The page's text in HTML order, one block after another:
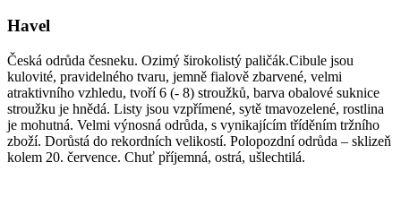
Havel
Česká odrůda česneku. Ozimý širokolistý paličák.Cibule jsou
kulovité, pravidelného tvaru, jemně fialově zbarvené, velmi
atraktivního vzhledu, tvoří 6 (- 8) stroužků, barva obalové suknice
stroužku je hnědá. Listy jsou vzpřímené, sytě tmavozelené, rostlina
je mohutná. Velmi výnosná odrůda, s vynikajícím tříděním tržního
zboží. Dorůstá do rekordních velikostí. Polopozdní odrůda – sklizeň
kolem 20. července. Chuť příjemná, ostrá, ušlechtilá.